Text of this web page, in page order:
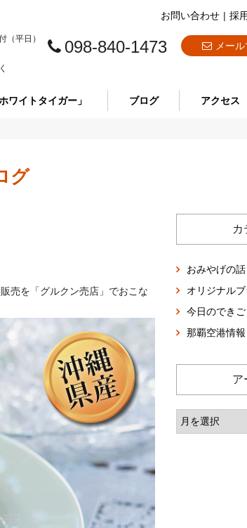
お問い合わせ | 採
（平日）
098-840-1473 メー
ワイトタイガー」 ブログ アクセス
グ
売を「グルクン売店」でおこな
カ
おみやげの話
オリジナルブ
今日のできご
那覇空港情報
ア